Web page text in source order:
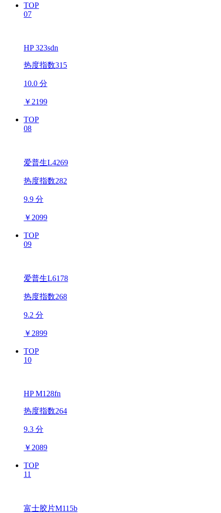
TOP
07
HP 323sdn
热度指数315
10.0 分
￥ 2199
TOP
08
爱普生L4269
热度指数282
9.9 分
￥ 2099
TOP
09
爱普生L6178
热度指数268
9.2 分
￥ 2899
TOP
10
HP M128fn
热度指数264
9.3 分
￥ 2089
TOP
11
富士胶片M115b